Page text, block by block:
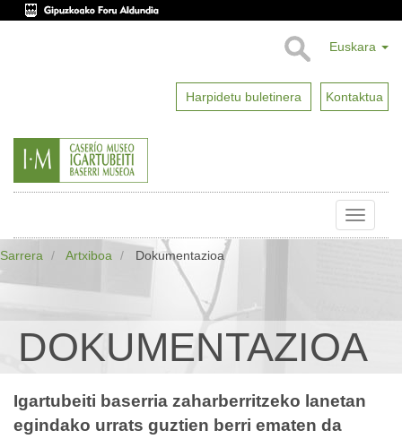
Euskara
Harpidetu buletinera Kontaktua
Toggle
Sarrera Artxiboa Dokumentazioa
DOKUMENTAZIOA
Igartubeiti baserria zaharberritzeko lanetan
egindako urrats guztien berri ematen da